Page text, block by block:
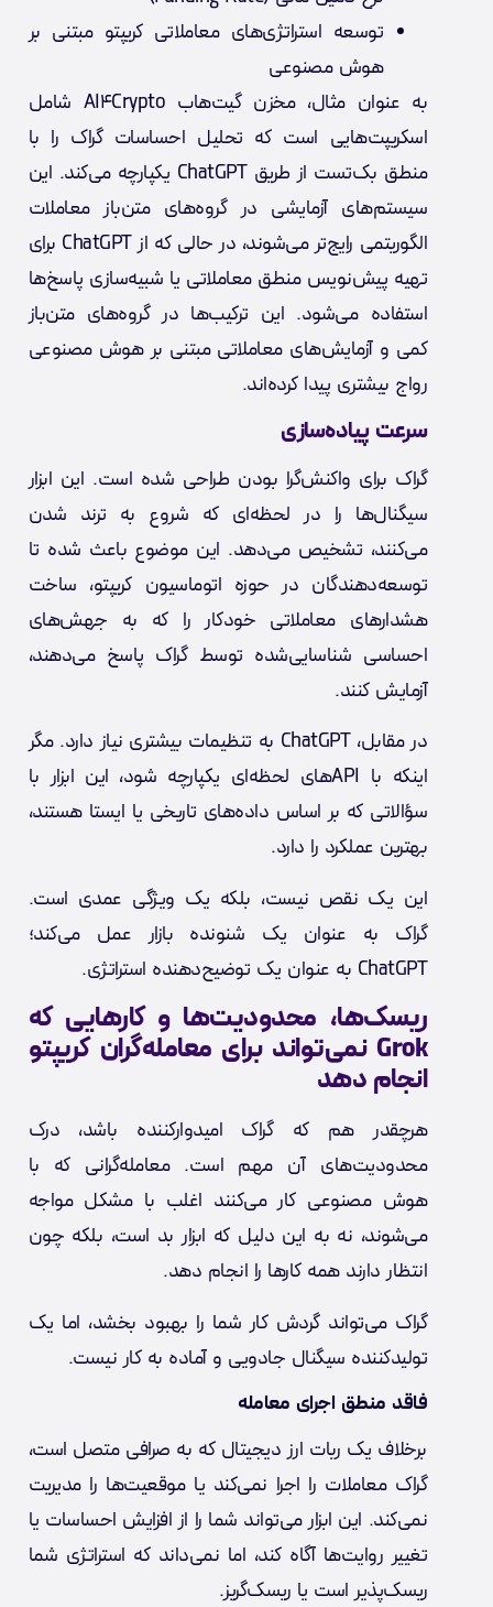
توسعه استراتژی‌های معاملاتی کریپتو مبتنی بر
هوش مصنوعی
به عنوان مثال، مخزن گیت‌هاب AI4Crypto شامل
اسکریپت‌هایی است که تحلیل احساسات گراک را با
منطق بک‌تست از طریق ChatGPT یکپارچه می‌کند. این
سیستم‌های آزمایشی در گروه‌های متن‌باز معاملات
الگوریتمی رایج‌تر می‌شوند، در حالی که از ChatGPT برای
تهیه پیش‌نویس منطق معاملاتی یا شبیه‌سازی پاسخ‌ها
استفاده می‌شود. این ترکیب‌ها در گروه‌های متن‌باز
کمی و آزمایش‌های معاملاتی مبتنی بر هوش مصنوعی
رواج بیشتری پیدا کرده‌اند.
سرعت پیاده‌سازی
گراک برای واکنش‌گرا بودن طراحی شده است. این ابزار
سیگنال‌ها را در لحظه‌ای که شروع به ترند شدن
می‌کنند، تشخیص می‌دهد. این موضوع باعث شده تا
توسعه‌دهندگان در حوزه اتوماسیون کریپتو، ساخت
هشدارهای معاملاتی خودکار را که به جهش‌های
احساسی شناسایی‌شده توسط گراک پاسخ می‌دهند،
آزمایش کنند.
در مقابل، ChatGPT به تنظیمات بیشتری نیاز دارد. مگر
اینکه با APIهای لحظه‌ای یکپارچه شود، این ابزار با
سؤالاتی که بر اساس داده‌های تاریخی یا ایستا هستند،
بهترین عملکرد را دارد.
این یک نقص نیست، بلکه یک ویژگی عمدی است.
گراک به عنوان یک شنونده بازار عمل می‌کند؛
ChatGPT به عنوان یک توضیح‌دهنده استراتژی.
ریسک‌ها، محدودیت‌ها و کارهایی که
Grok نمی‌تواند برای معامله‌گران کریپتو
انجام دهد
هرچقدر هم که گراک امیدوارکننده باشد، درک
محدودیت‌های آن مهم است. معامله‌گرانی که با
هوش مصنوعی کار می‌کنند اغلب با مشکل مواجه
می‌شوند، نه به این دلیل که ابزار بد است، بلکه چون
انتظار دارند همه کارها را انجام دهد.
گراک می‌تواند گردش کار شما را بهبود بخشد، اما یک
تولیدکننده سیگنال جادویی و آماده به کار نیست.
فاقد منطق اجرای معامله
برخلاف یک ربات ارز دیجیتال که به صرافی متصل است،
گراک معاملات را اجرا نمی‌کند یا موقعیت‌ها را مدیریت
نمی‌کند. این ابزار می‌تواند شما را از افزایش احساسات یا
تغییر روایت‌ها آگاه کند، اما نمی‌داند که استراتژی شما
ریسک‌پذیر است یا ریسک‌گریز.